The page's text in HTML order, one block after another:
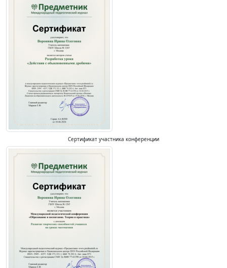
Сертификат участника конференции